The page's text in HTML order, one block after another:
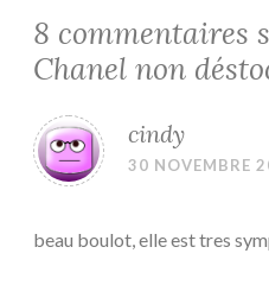
8 commentaires
Chanel non
cindy
30 NOVEMBRE
beau boulot, elle est tres